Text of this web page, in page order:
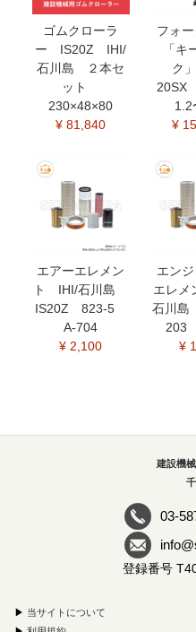
ゴムクローラ
ー IS20Z IHI/
石川島 ２本セ
ット
230×48×80
¥ 81,840
フォ
「キ
ク
1.2
¥
エアーエレメン
ト IHI/石川島
IS20Z 823-5
A-704
¥ 2,100
エン
エレ
石川
203
¥
建設機
03-
登録番号
▶ 当サイトについて